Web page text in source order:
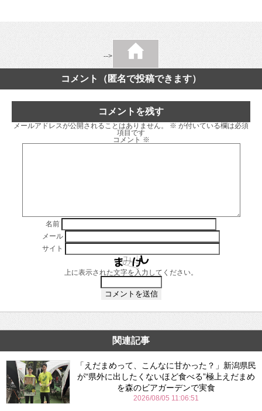
-->
コメント（匿名で投稿できます）
コメントを残す
メールアドレスが公開されることはありません。 ※ が付いている欄は必須
項目です
コメント ※
名前
メール
サイト
上に表示された文字を入力してください。
関連記事
「えだまめって、こんなに甘かった？」新潟県民
が“県外に出したくないほど食べる”極上えだまめ
を森のビアガーデンで実食
2026/08/05 11:06:51